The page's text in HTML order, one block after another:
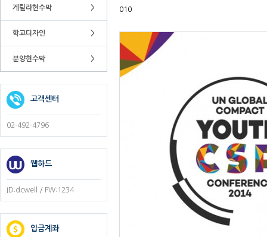
게릴라현수막 >
학교디자인 >
분양현수막 >
고객센터
02-492-4796
웹하드
ID:dcwell / PW:1234
입금계좌
010